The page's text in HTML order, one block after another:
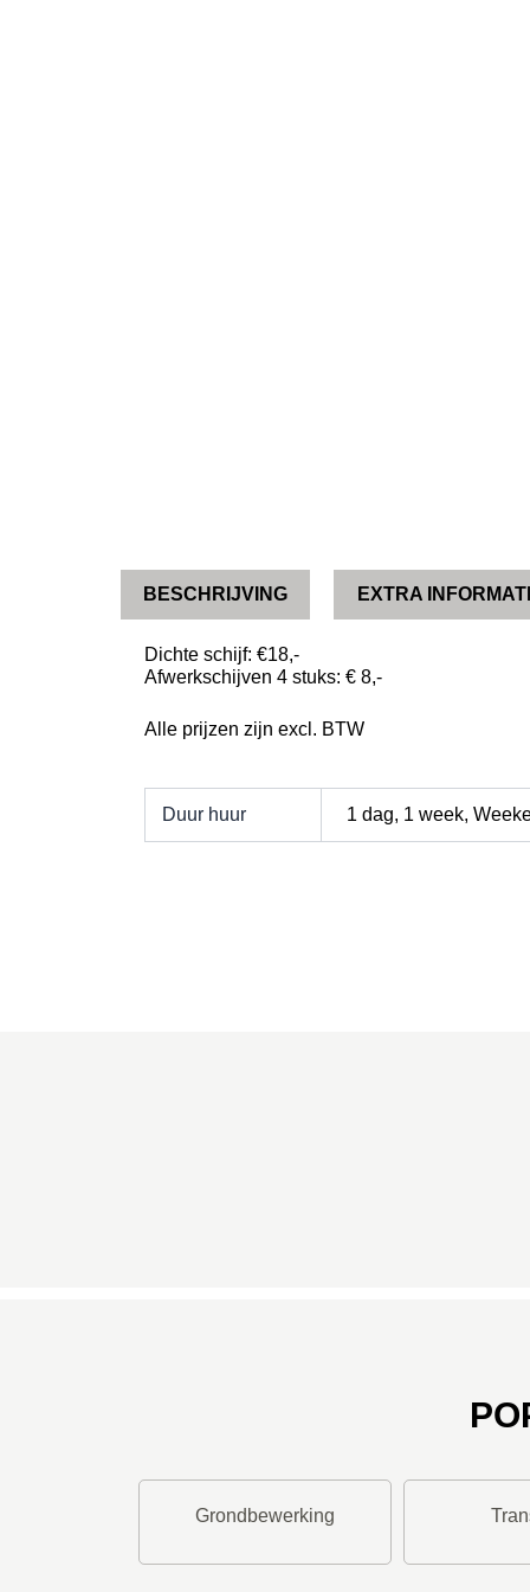
BESCHRIJVING EXTRA
Dichte schijf: €18,-
Afwerkschijven 4 stuks: € 8,-
Alle prijzen zijn excl. BTW
Duur huur 1 dag, 1 week,
Grondbewerking